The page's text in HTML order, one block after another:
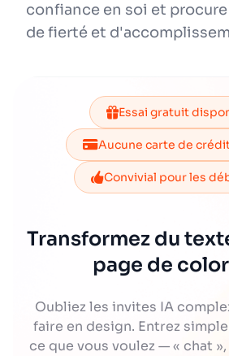
confiance en soi et
de fierté et
Essai gratuit
Aucune carte de
Convivial pour les
Transformez du
page de
Oubliez les invites IA
faire en design. Entrez
ce que vous voulez — « chat »,